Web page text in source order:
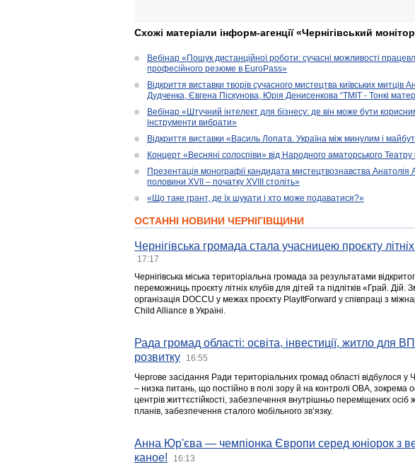
Схожі матеріали інформ-агенції «Чернігівський
Вебінар «Пошук дистанційної роботи: сучасні можливості
професійного резюме в EuroPass»
Відкриття виставки творів сучасного мистецтва київських
Дудченка, Євгена Піскунова, Юрія Денисенкова “ТМІТ - Тонкі
Вебінар «Штучний інтелект для бізнесу: де він може бути
інструменти вибрати»
Відкриття виставки «Василь Лопата. Україна між минулим і
Концерт «Весняні солоспіви» від Народного аматорського Театру
Презентація монографії кандидата мистецтвознавства Анатолія
половини XVII – початку XVIII століть»
«Що таке грант, де їх шукати і хто може подаватися?»
ОСТАННІ НОВИНИ ЧЕРНІГІВЩИНИ
Чернігівська громада стала учасницею проєкту
17:17
Чернігівська міська територіальна громада за результатами
переможниць проєкту літніх клубів для дітей та підлітків «Грай. Дій.
організація DOCCU у межах проєкту PlayItForward у співпраці з
Child Alliance в Україні.
Рада громад області: освіта, інвестиції, житло для
розвитку
16:55
Чергове засідання Ради територіальних громад області відбулося
– низка питань, що постійно в полі зору й на контролі ОВА, зокрема
центрів життєстійкості, забезпечення внутрішньо переміщених
планів, забезпечення сталого мобільного зв’язку.
Анна Юр'єва — чемпіонка Європи серед юніорок з
каное!
16:13